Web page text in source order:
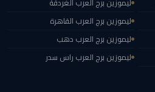
ليموزين برج العرب الغردقة
ليموزين برج العرب القاهرة
ليموزين برج العرب دهب
ليموزين برج العرب راس سدر